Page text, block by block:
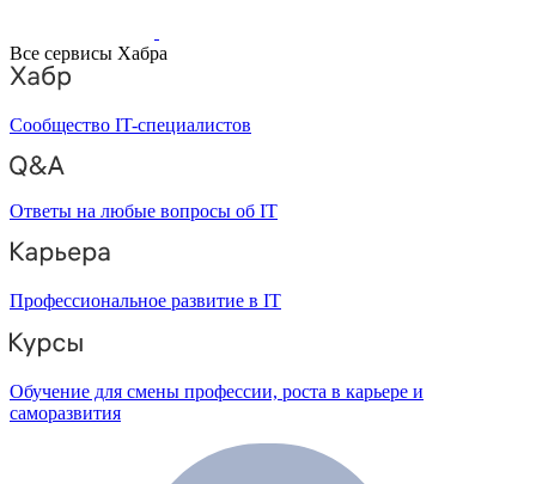
Все сервисы Хабра
Сообщество IT-специалистов
Ответы на любые вопросы об IT
Профессиональное развитие в IT
Обучение для смены профессии, роста в карьере и
саморазвития